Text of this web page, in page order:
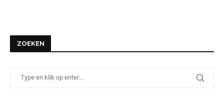
ZOEKEN